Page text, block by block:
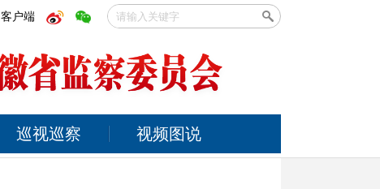
客户端
巡视巡察 视频图说